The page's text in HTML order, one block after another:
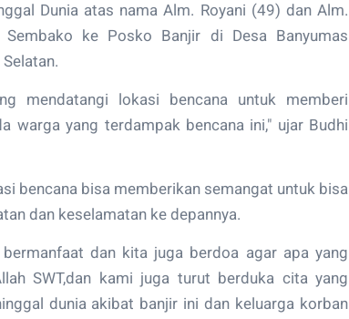
Dunia atas nama Alm. Royani (49) dan Alm.
ke Posko Banjir di Desa Banyumas
mendatangi lokasi bencana untuk memberi
warga yang terdampak bencana ini," ujar Budhi
bencana bisa memberikan semangat untuk bisa
dan keselamatan ke depannya.
dan kita juga berdoa agar apa yang
SWT,dan kami juga turut berduka cita yang
dunia akibat banjir ini dan keluarga korban